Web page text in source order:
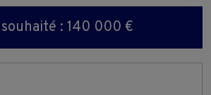
: 140 000 €